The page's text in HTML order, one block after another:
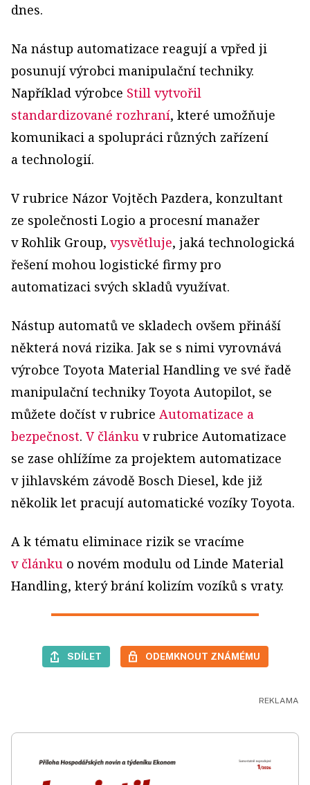
dnes.
Na nástup automatizace reagují a vpřed ji
posunují výrobci manipulační techniky.
Například výrobce Still vytvořil
standardizované rozhraní, které umožňuje
komunikaci a spolupráci různých zařízení
a technologií.
V rubrice Názor Vojtěch Pazdera, konzultant
ze společnosti Logio a procesní manažer
v Rohlik Group, vysvětluje, jaká technologická
řešení mohou logistické firmy pro
automatizaci svých skladů využívat.
Nástup automatů ve skladech ovšem přináší
některá nová rizika. Jak se s nimi vyrovnává
výrobce Toyota Material Handling ve své řadě
manipulační techniky Toyota Autopilot, se
můžete dočíst v rubrice Automatizace a
bezpečnost. V článku v rubrice Automatizace
se zase ohlížíme za projektem automatizace
v jihlavském závodě Bosch Diesel, kde již
několik let pracují automatické vozíky Toyota.
A k tématu eliminace rizik se vracíme
v článku o novém modulu od Linde Material
Handling, který brání kolizím vozíků s vraty.
SDÍLET ODEMKNOUT ZNÁMÉMU